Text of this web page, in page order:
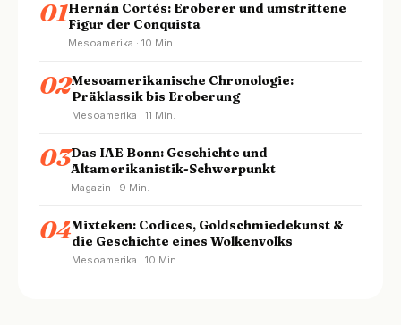
01Hernán Cortés: Eroberer und umstrittene
Figur der Conquista
Mesoamerika · 10 Min.
02Mesoamerikanische Chronologie:
Präklassik bis Eroberung
Mesoamerika · 11 Min.
03Das IAE Bonn: Geschichte und
Altamerikanistik-Schwerpunkt
Magazin · 9 Min.
04Mixteken: Codices, Goldschmiedekunst &
die Geschichte eines Wolkenvolks
Mesoamerika · 10 Min.